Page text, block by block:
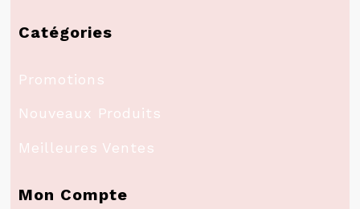
Catégories
Promotions
Nouveaux Produits
Meilleures Ventes
Mon Compte